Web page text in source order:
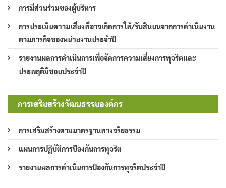
การมีส่วนร่วมของผู้บริหาร
การประเมินความเสี่ยงที่อาจเกิดการให้/รับสินบนจากการดำเนินงาน
ตามภารกิจของหน่วยงานประจำปี
รายงานผลการดำเนินการเพื่อจัดการความเสี่ยงการทุจริตและ
ประพฤติมิชอบประจำปี
การเสริมสร้างวัฒนธรรมองค์กร
การเสริมสร้างตามมาตรฐานทางจริยธรรม
แผนการปฏิบัติการป้องกันการทุจริต
รายงานผลการดำเนินการป้องกันการทุจริตประจำปี